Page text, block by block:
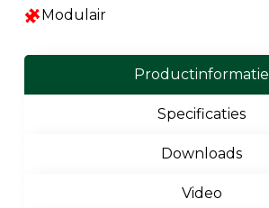
Modulair
Productinformatie
Specificaties
Downloads
Video